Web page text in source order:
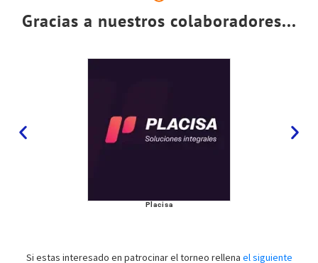
Gracias a nuestros colaboradores...
Placisa
Si estas interesado en patrocinar el torneo rellena el siguiente